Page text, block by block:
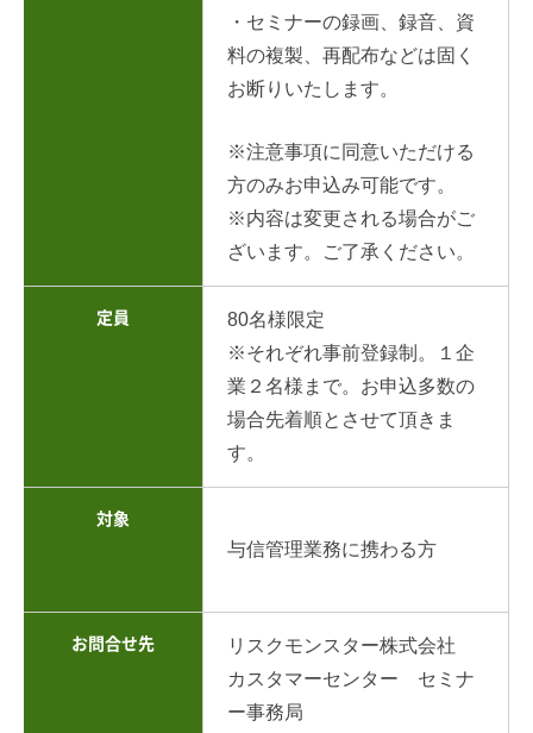
・セミナーの録画、録音、資
料の複製、再配布などは固く
お断りいたします。
※注意事項に同意いただける
方のみお申込み可能です。
※内容は変更される場合がご
ざいます。ご了承ください。
定員
80名様限定
※それぞれ事前登録制。１企
業２名様まで。お申込多数の
場合先着順とさせて頂きま
す。
対象
与信管理業務に携わる方
お問合せ先
リスクモンスター株式会社
カスタマーセンター セミナ
ー事務局